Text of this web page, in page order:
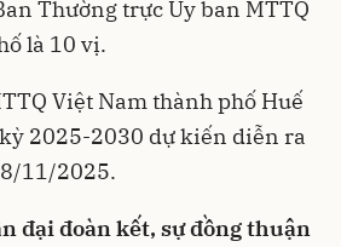
Thường trực Ủy ban MTTQ
là 10 vị.
Việt Nam thành phố Huế
2025-2030 dự kiến diễn ra
11/2025.
đại đoàn kết, sự đồng thuận